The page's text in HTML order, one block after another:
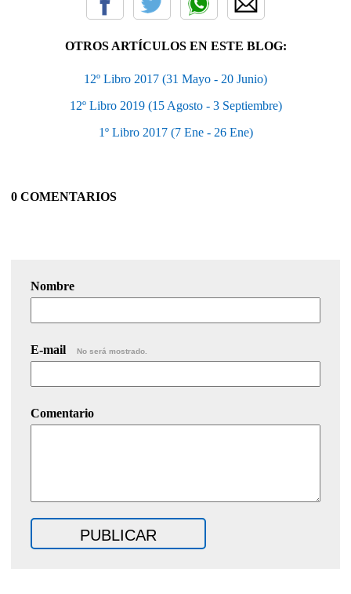
OTROS ARTÍCULOS EN ESTE BLOG:
12º Libro 2017 (31 Mayo - 20 Junio)
12º Libro 2019 (15 Agosto - 3 Septiembre)
1º Libro 2017 (7 Ene - 26 Ene)
0 COMENTARIOS
Nombre
E-mail No será mostrado.
Comentario